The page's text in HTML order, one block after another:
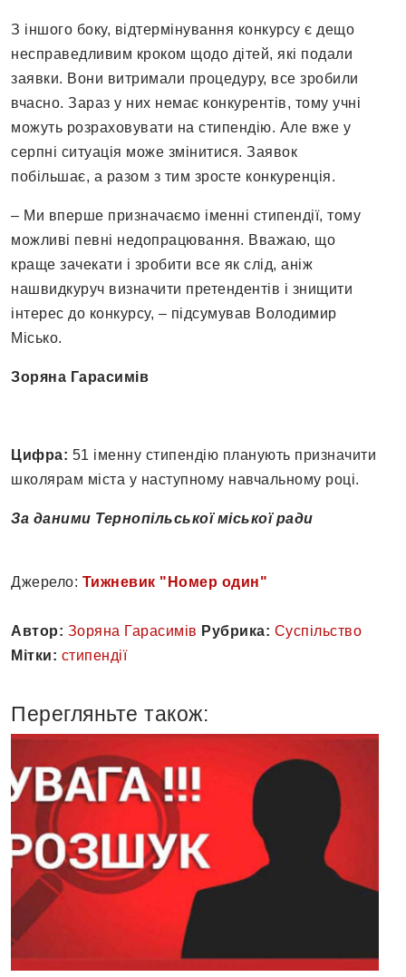
З іншого боку, відтермінування конкурсу є дещо
несправедливим кроком щодо дітей, які подали
заявки. Вони витримали процедуру, все зробили
вчасно. Зараз у них немає конкурентів, тому учні
можуть розраховувати на стипендію. Але вже у
серпні ситуація може змінитися. Заявок
побільшає, а разом з тим зросте конкуренція.
– Ми вперше призначаємо іменні стипендії, тому
можливі певні недопрацювання. Вважаю, що
краще зачекати і зробити все як слід, аніж
нашвидкуруч визначити претендентів і знищити
інтерес до конкурсу, – підсумував Володимир
Місько.
Зоряна Гарасимів
Цифра: 51 іменну стипендію планують призначити
школярам міста у наступному навчальному році.
За даними Тернопільської міської ради
Джерело: Тижневик "Номер один"
Автор: Зоряна Гарасимів Рубрика: Суспільство
Мітки: стипендії
Перегляньте також: